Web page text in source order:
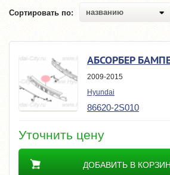
Сортировать по: названию
АБСОРБЕР
2009-2015
Hyundai
86620-2S010
Уточнить цену
ДОБАВИТЬ В